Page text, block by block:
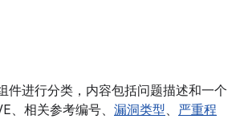
件进行分类，内容包括问题描述和一个
、相关参考编号、 漏洞类型、 严重程